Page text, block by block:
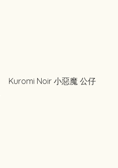
Kuromi Noir 小惡魔 公仔